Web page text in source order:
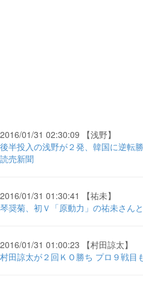
2016/01/31 02:30:09 【浅野】
後半投入の浅野が２発、韓国に逆転
読売新聞
2016/01/31 01:30:41 【祐未】
琴奨菊、初Ｖ「原動力」の祐未さん
2016/01/31 01:00:23 【村田諒太】
村田諒太が２回ＫＯ勝ち プロ９戦目